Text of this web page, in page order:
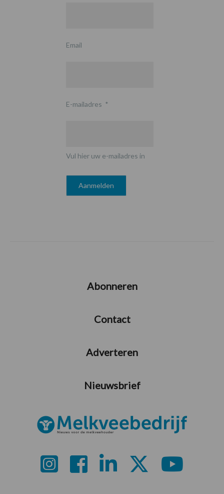
Email
E-mailadres *
Vul hier uw e-mailadres in
Abonneren
Contact
Adverteren
Nieuwsbrief